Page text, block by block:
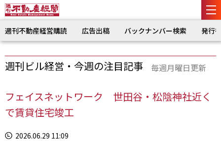
週刊不動産経営購読 広告出稿 バックナンバー検索 発行
週刊ビル経営・今週の注目記事 毎週月曜日更新
フェイスネットワーク 世田谷・松陰神社近く
で賃貸住宅竣工
2026.06.29 11:09